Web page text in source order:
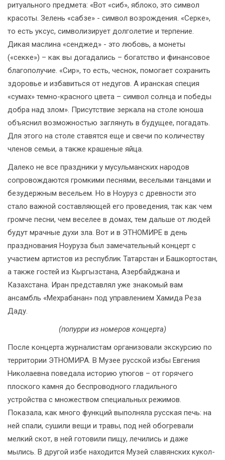
ритуального предмета: «Вот «сиб», яблоко, это символ
красоты. Зелень «сабзе» - символ возрождения. «Серке»,
то есть уксус, символизирует долголетие и терпение.
Дикая маслина «сенджед» - это любовь, а монеты
(«секке») – как вы догадались – богатство и финансовое
благополучие. «Сир», то есть, чеснок, помогает сохранить
здоровье и избавиться от недугов. А иранская специя
«сумах» темно-красного цвета – символ солнца и победы
добра над злом». Присутствие зеркала на столе юноша
объяснил возможностью заглянуть в будущее, погадать.
Для этого на столе ставятся еще и свечи по количеству
членов семьи, а также крашеные яйца.
Далеко не все праздники у мусульманских народов
сопровождаются громкими песнями, веселыми танцами и
безудержным весельем. Но в Ноуруз с древности это
стало важной составляющей его проведения, так как чем
громче песни, чем веселее в домах, тем дальше от людей
будут мрачные духи зла. Вот и в ЭТНОМИРЕ в день
празднования Ноуруза был замечательный концерт с
участием артистов из республик Татарстан и Башкортостан,
а также гостей из Кыргызстана, Азербайджана и
Казахстана. Иран представлял уже знакомый вам
ансамбль «Мехрабанан» под управлением Хамида Реза
Даду.
(попурри из номеров концерта)
После концерта журналистам организовали экскурсию по
территории ЭТНОМИРА. В Музее русской избы Евгения
Николаевна поведала историю утюгов – от горячего
плоского камня до беспроводного гладильного
устройства с множеством специальных режимов.
Показала, как много функций выполняла русская печь: на
ней спали, сушили вещи и травы, под ней обогревали
мелкий скот, в ней готовили пищу, лечились и даже
мылись. В другой избе находится Музей славянских кукол-